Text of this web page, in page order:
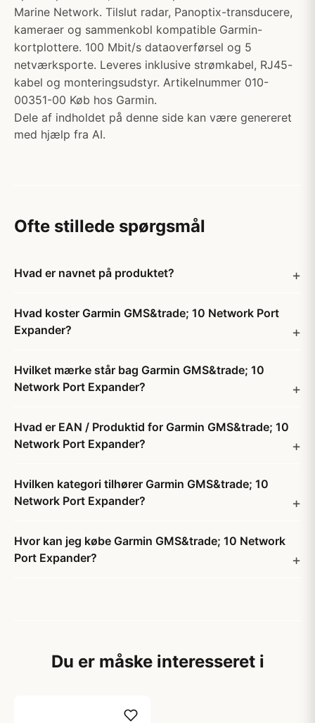
Marine Network. Tilslut radar, Panoptix-transducere,
kameraer og sammenkobl kompatible Garmin-
kortplottere. 100 Mbit/s dataoverførsel og 5
netværksporte. Leveres inklusive strømkabel, RJ45-
kabel og monteringsudstyr. Artikelnummer 010-
00351-00 Køb hos Garmin.
Dele af indholdet på denne side kan være genereret
med hjælp fra AI.
Ofte stillede spørgsmål
Hvad er navnet på produktet?
Hvad koster Garmin GMS&trade; 10 Network Port
Expander?
Hvilket mærke står bag Garmin GMS&trade; 10
Network Port Expander?
Hvad er EAN / Produktid for Garmin GMS&trade; 10
Network Port Expander?
Hvilken kategori tilhører Garmin GMS&trade; 10
Network Port Expander?
Hvor kan jeg købe Garmin GMS&trade; 10 Network
Port Expander?
Du er måske interesseret i